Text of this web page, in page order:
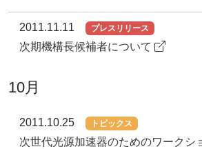
2011.11.11 プレスリリース
次期機構長候補者について
10月
2011.10.25 トピックス
次世代光源加速器のためのワークシ